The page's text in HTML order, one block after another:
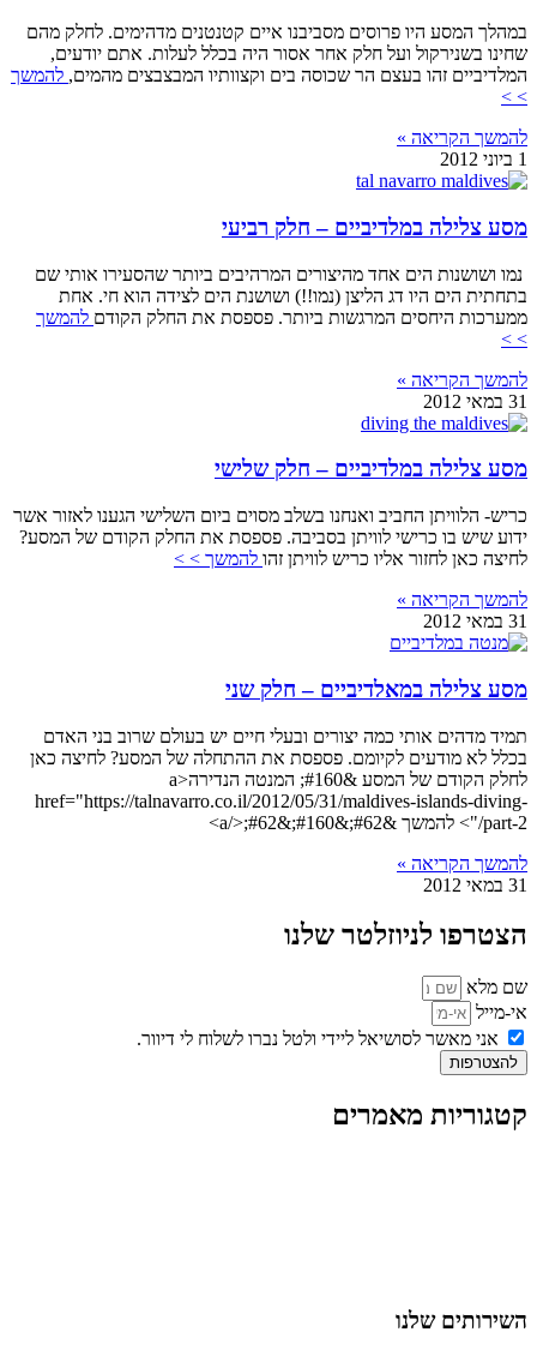
במהלך המסע היו פרוסים מסביבנו איים קטנטנים מדהימים. לחלק מהם
שחינו בשנירקול ועל חלק אחר אסור היה בכלל לעלות. אתם יודעים,
המלדיביים זהו בעצם הר שכוסה בים וקצוותיו המבצבצים מהמים, להמשך
> >
להמשך הקריאה »
1 ביוני 2012
מסע צלילה במלדיביים – חלק רביעי
נמו ושושנות הים אחד מהיצורים המרהיבים ביותר שהסעירו אותי שם
בתחתית הים היו דג הליצן (נמו!!) ושושנת הים לצידה הוא חי. אחת
ממערכות היחסים המרגשות ביותר. פספסת את החלק הקודם להמשך
> >
להמשך הקריאה »
31 במאי 2012
מסע צלילה במלדיביים – חלק שלישי
כריש- הלוויתן החביב ואנחנו בשלב מסוים ביום השלישי הגענו לאזור אשר
ידוע שיש בו כרישי לוויתן בסביבה. פספסת את החלק הקודם של המסע?
לחיצה כאן לחזור אליו כריש לוויתן זהו להמשך > >
להמשך הקריאה »
31 במאי 2012
מסע צלילה במאלדיביים – חלק שני
תמיד מדהים אותי כמה יצורים ובעלי חיים יש בעולם שרוב בני האדם
בכלל לא מודעים לקיומם. פספסת את ההתחלה של המסע? לחיצה כאן
לחלק הקודם של המסע &#160; המנטה הנדירה<a
href="https://talnavarro.co.il/2012/05/31/maldives-islands-diving-
part-2/"> להמשך &#62;&#160;&#62;</a>
להמשך הקריאה »
31 במאי 2012
הצטרפו לניוזלטר שלנו
שם מלא
אי-מייל
אני מאשר לסושיאל ליידי ולטל נברו לשלוח לי דיוור.
להצטרפות
קטגוריות מאמרים
השירותים שלנו